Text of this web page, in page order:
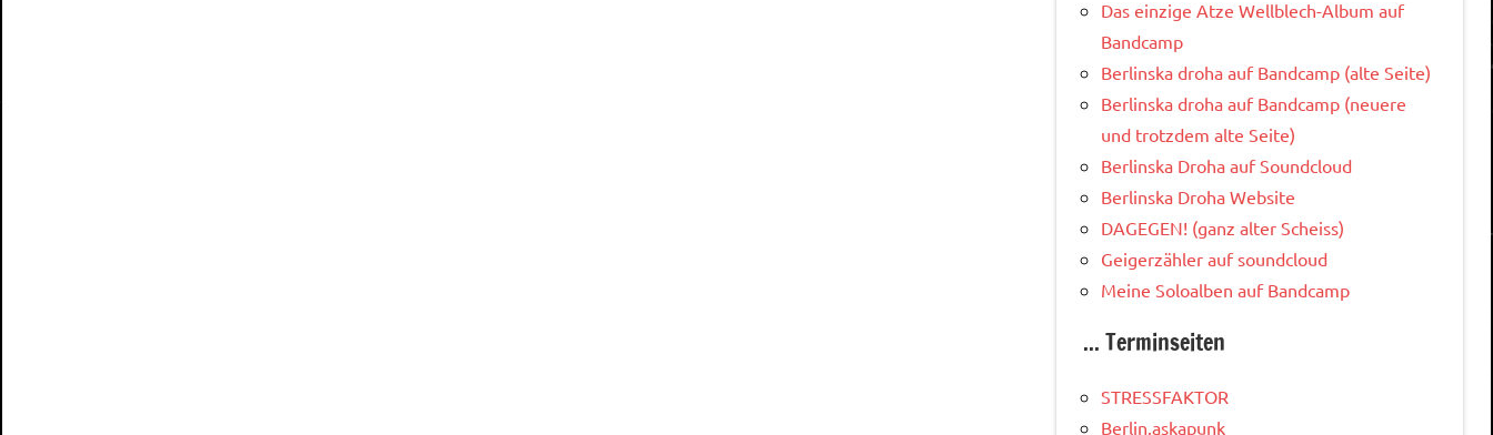
Das einzige Atze Wellblech-Album auf
Bandcamp
Berlinska droha auf Bandcamp (alte Seite)
Berlinska droha auf Bandcamp (neuere
und trotzdem alte Seite)
Berlinska Droha auf Soundcloud
Berlinska Droha Website
DAGEGEN! (ganz alter Scheiss)
Geigerzähler auf soundcloud
Meine Soloalben auf Bandcamp
... Terminseiten
STRESSFAKTOR
Berlin.askapunk